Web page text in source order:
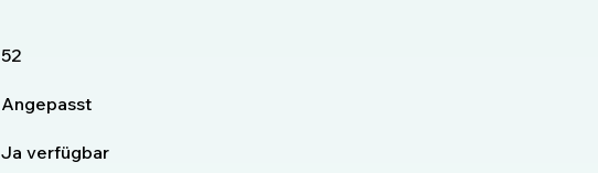
52
Angepasst
Ja verfügbar